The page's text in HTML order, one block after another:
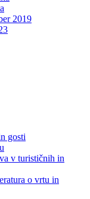
2019
gosti
v turističnih in
o vrtu in